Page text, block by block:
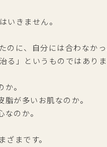
いきません。
のに、自分には合わなか
る」というものではありま
。
が多いお肌なのか。
のか。
まです。